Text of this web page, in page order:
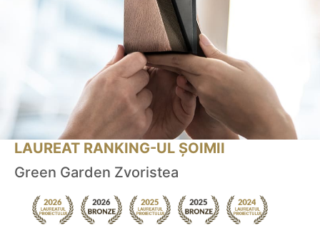
LAUREAT RANKING-UL ȘOIMII
Green Garden Zvoristea